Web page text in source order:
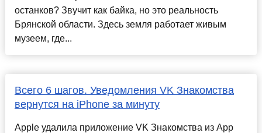
останков? Звучит как байка, но это реальность
Брянской области. Здесь земля работает живым
музеем, где...
Всего 6 шагов. Уведомления VK Знакомства
вернутся на iPhone за минуту
Apple удалила приложение VK Знакомства из App